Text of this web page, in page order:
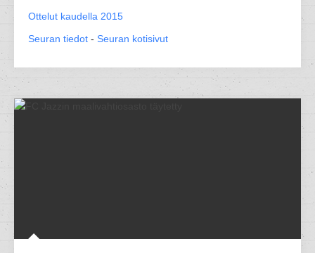
Ottelut kaudella 2015
Seuran tiedot - Seuran kotisivut